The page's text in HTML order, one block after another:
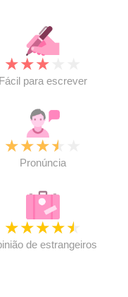
★★★
Fácil para escrever
★★★★
Pronúncia
★★★★★
de estrangeiros